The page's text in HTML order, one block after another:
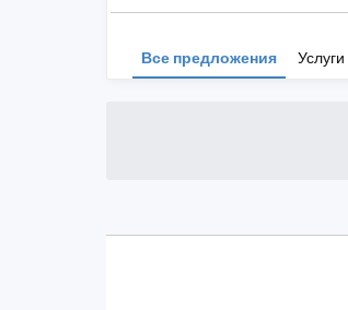
Все предложения Услуги